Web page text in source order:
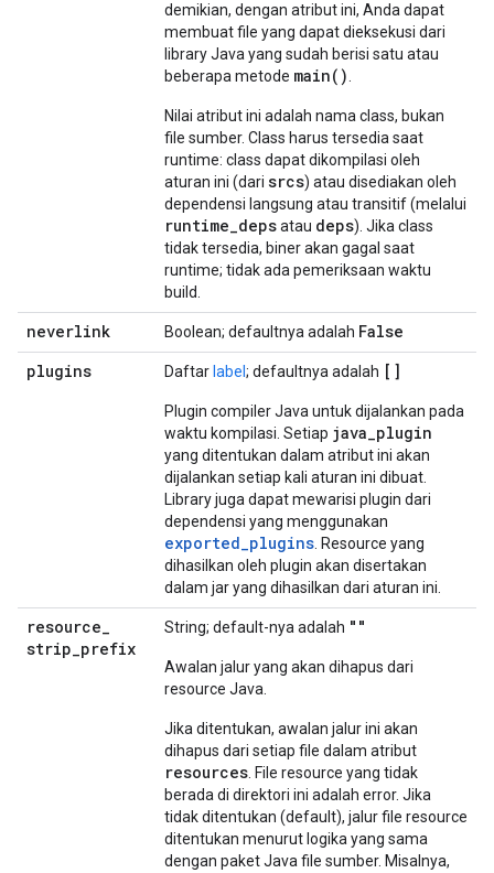
demikian, dengan atribut ini, Anda dapat
membuat file yang dapat dieksekusi dari
library Java yang sudah berisi satu atau
beberapa metode main( )
Nilai atribut ini adalah nama class, bukan
file sumber. Class harus tersedia saat
runtime: class dapat dikompilasi oleh
aturan ini (dari srcs) atau disediakan oleh
dependensi langsung atau transitif (melalui
runtime_depsatau deps). Jika class
tidak tersedia, biner akan gagal saat
runtime; tidak ada pemeriksaan waktu
build.
neverlink Boolean; defaultnya adalah False
plugins
Daftar label ; defaultnya adalah []
Plugin compiler Java untuk dijalankan pada
waktu kompilasi. Setiap java_plugin
yang ditentukan dalam atribut ini akan
dijalankan setiap kali aturan ini dibuat.
Library juga dapat mewarisi plugin dari
dependensi yang menggunakan
exported_plugins . Resource yang
dihasilkan oleh plugin akan disertakan
dalam jar yang dihasilkan dari aturan ini.
resource_
strip_prefix
String; default-nya adalah ""
Awalan jalur yang akan dihapus dari
resource Java.
Jika ditentukan, awalan jalur ini akan
dihapus dari setiap file dalam atribut
resources . File resource yang tidak
berada di direktori ini adalah error. Jika
tidak ditentukan (default), jalur file resource
ditentukan menurut logika yang sama
dengan paket Java file sumber. Misalnya,